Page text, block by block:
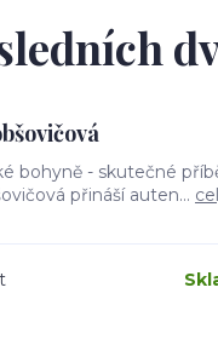
bohyně - skutečné
přináší auten...